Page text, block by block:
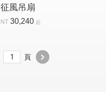
征風吊扇
NT 30,240 起
頁